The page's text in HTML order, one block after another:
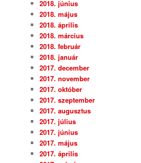
2018. június
2018. május
2018. április
2018. március
2018. február
2018. január
2017. december
2017. november
2017. október
2017. szeptember
2017. augusztus
2017. július
2017. június
2017. május
2017. április